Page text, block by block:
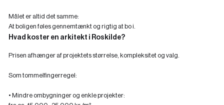
Målet er altid det samme:
At boligen føles gennemtænkt og rigtig at bo i.
Hvad koster en arkitekt i Roskilde?
Prisen afhænger af projektets størrelse, kompleksitet og valg.
Som tommelfingerregel:
• Mindre ombygninger og enkle projekter: